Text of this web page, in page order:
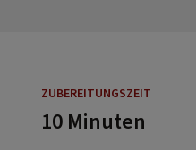
ZUBEREITUNGSZEIT
10 Minuten